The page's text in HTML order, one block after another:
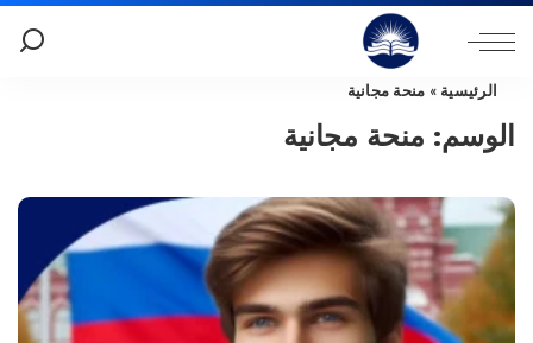
الرئيسية » منحة مجانية
الوسم: منحة مجانية